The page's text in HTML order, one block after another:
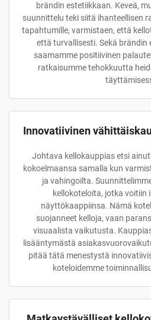
brändin estetiikkaan. Keveä,
suunnittelu teki siitä ihanteellisen
tapahtumille, varmistaen, että
että turvallisesti. Sekä brändin
saamamme positiivinen
ratkaisumme tehokkuutta
Innovatiivinen
Johtava kellokauppias etsi
kokoelmaansa samalla kun
ja vahingoilta.
kellokoteloita, jotka voitiin
näyttökaappiinsa. Nämä
suojanneet kelloja, vaan
visuaalista vaikutusta.
lisääntymästä
pitää tätä menestystä
koteloidemme